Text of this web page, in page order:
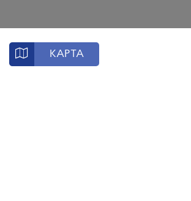
КАРТА